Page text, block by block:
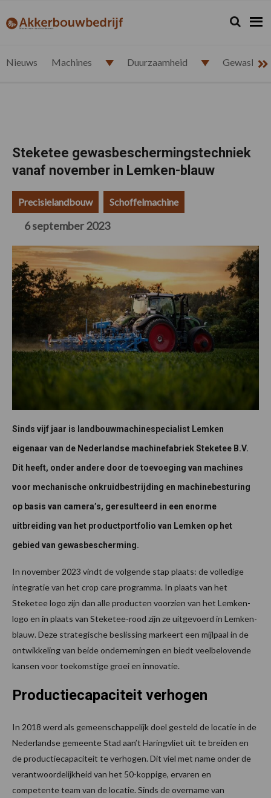
de
de
de
de
akkerbouwbedrijf.nl Zoeken...
Zoek
Nieuws Machines Duurzaamheid
Steketee gewasbeschermingstechniek
vanaf november in Lemken-blauw
Precisielandbouw Schoffelmachine
6 september 2023
Sinds vijf jaar is landbouwmachinespecialist Lemken
eigenaar van de Nederlandse machinefabriek Steketee B.V.
Dit heeft, onder andere door de toevoeging van machines
voor mechanische onkruidbestrijding en machinebesturing
op basis van camera’s, geresulteerd in een enorme
uitbreiding van het productportfolio van Lemken op het
gebied van gewasbescherming.
In november 2023 vindt de volgende stap plaats: de volledige
integratie van het crop care programma. In plaats van het
Steketee logo zijn dan alle producten voorzien van het Lemken-
logo en in plaats van Steketee-rood zijn ze uitgevoerd in Lemken-
blauw. Deze strategische beslissing markeert een mijlpaal in de
ontwikkeling van beide ondernemingen en biedt veelbelovende
kansen voor toekomstige groei en innovatie.
Productiecapaciteit verhogen
In 2018 werd als gemeenschappelijk doel gesteld de locatie in de
Nederlandse gemeente Stad aan’t Haringvliet uit te breiden en
de productiecapaciteit te verhogen. Dit viel met name onder de
verantwoordelijkheid van het 50-koppige, ervaren en
competente team van de locatie. Sinds de overname van